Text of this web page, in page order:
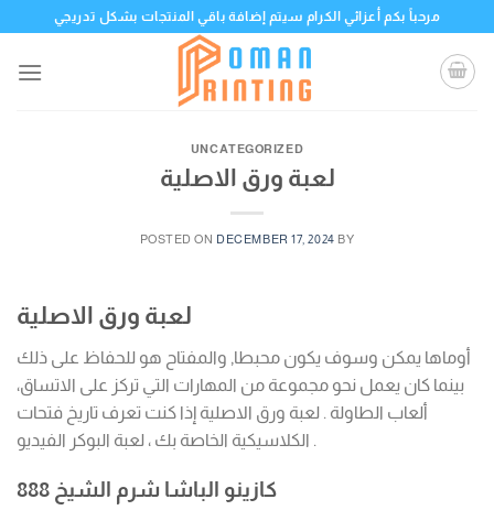
content
مرحباً بكم أعزائي الكرام سيتم إضافة باقي المنتجات بشكل تدريجي
UNCATEGORIZED
لعبة ورق الاصلية
POSTED ON DECEMBER 17, 2024 BY
لعبة ورق الاصلية
أوماها يمكن وسوف يكون محبطا, والمفتاح هو للحفاظ على ذلك
بينما كان يعمل نحو مجموعة من المهارات التي تركز على الاتساق،
ألعاب الطاولة . لعبة ورق الاصلية إذا كنت تعرف تاريخ فتحات
الكلاسيكية الخاصة بك ، لعبة البوكر الفيديو .
كازينو الباشا شرم الشيخ 888